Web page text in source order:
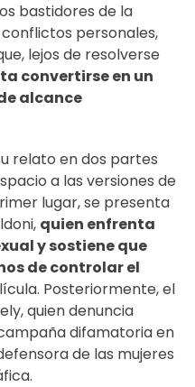
bastidores de la
personales,
lejos de resolverse
convertirse en un
alcance
relato en dos partes
a las versiones de
lugar, se presenta
quien enfrenta
y sostiene que
de controlar el
Posteriormente, el
quien denuncia
difamatoria en
de las mujeres